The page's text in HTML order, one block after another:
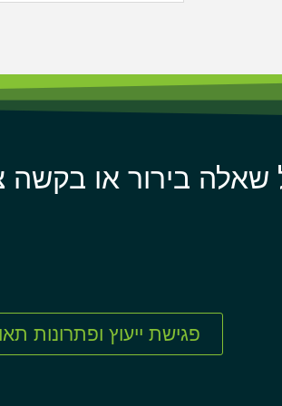
שאלה בירור או בקשה
פגישת ייעוץ ופתרונות